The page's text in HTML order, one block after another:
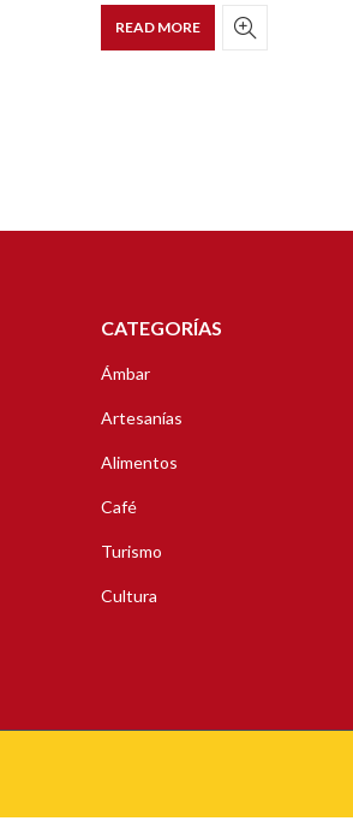
READ MORE
CATEGORÍAS
Ámbar
Artesanías
Alimentos
Café
Turismo
Cultura